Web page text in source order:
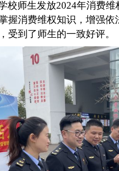
校师生发放2024年消费维
握消费维权知识，增强
受到了师生的一致好评。